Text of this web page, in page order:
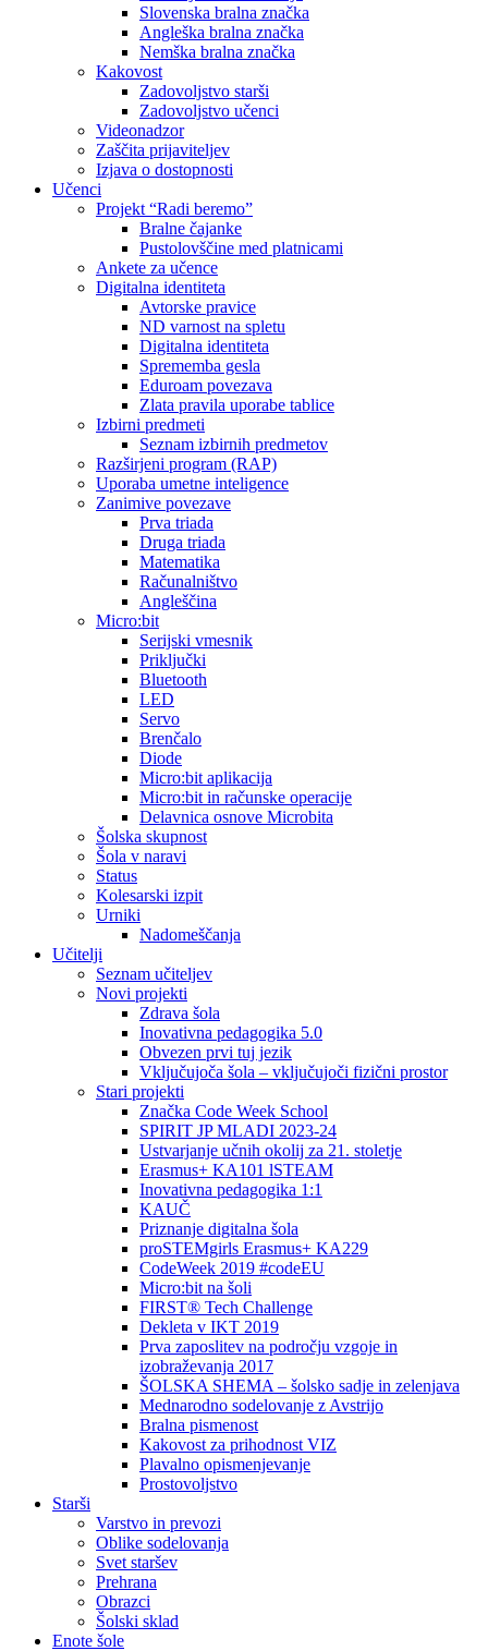
Slovenska bralna značka
Angleška bralna značka
Nemška bralna značka
Kakovost
Zadovoljstvo starši
Zadovoljstvo učenci
Videonadzor
Zaščita prijaviteljev
Izjava o dostopnosti
Učenci
Projekt “Radi beremo”
Bralne čajanke
Pustolovščine med platnicami
Ankete za učence
Digitalna identiteta
Avtorske pravice
ND varnost na spletu
Digitalna identiteta
Sprememba gesla
Eduroam povezava
Zlata pravila uporabe tablice
Izbirni predmeti
Seznam izbirnih predmetov
Razširjeni program (RAP)
Uporaba umetne inteligence
Zanimive povezave
Prva triada
Druga triada
Matematika
Računalništvo
Angleščina
Micro:bit
Serijski vmesnik
Priključki
Bluetooth
LED
Servo
Brenčalo
Diode
Micro:bit aplikacija
Micro:bit in računske operacije
Delavnica osnove Microbita
Šolska skupnost
Šola v naravi
Status
Kolesarski izpit
Urniki
Nadomeščanja
Učitelji
Seznam učiteljev
Novi projekti
Zdrava šola
Inovativna pedagogika 5.0
Obvezen prvi tuj jezik
Vključujoča šola – vključujoči fizični prostor
Stari projekti
Značka Code Week School
SPIRIT JP MLADI 2023-24
Ustvarjanje učnih okolij za 21. stoletje
Erasmus+ KA101 lSTEAM
Inovativna pedagogika 1:1
KAUČ
Priznanje digitalna šola
proSTEMgirls Erasmus+ KA229
CodeWeek 2019 #codeEU
Micro:bit na šoli
FIRST® Tech Challenge
Dekleta v IKT 2019
Prva zaposlitev na področju vzgoje in
izobraževanja 2017
ŠOLSKA SHEMA – šolsko sadje in zelenjava
Mednarodno sodelovanje z Avstrijo
Bralna pismenost
Kakovost za prihodnost VIZ
Plavalno opismenjevanje
Prostovoljstvo
Starši
Varstvo in prevozi
Oblike sodelovanja
Svet staršev
Prehrana
Obrazci
Šolski sklad
Enote šole